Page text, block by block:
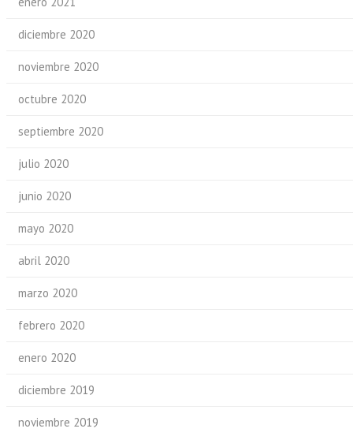
diciembre 2020
noviembre 2020
octubre 2020
septiembre 2020
julio 2020
junio 2020
mayo 2020
abril 2020
marzo 2020
febrero 2020
enero 2020
diciembre 2019
noviembre 2019